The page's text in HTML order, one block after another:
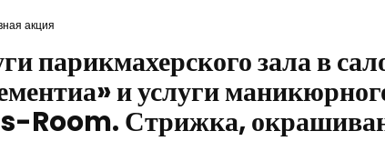
акция
парикмахерского зала в
и услуги
Room. Стрижка,